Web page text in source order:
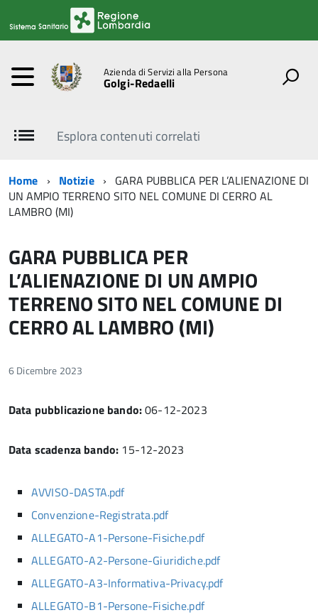
Azienda di Servizi alla Persona
Golgi-Redaelli
Esplora contenuti correlati
Home Notizie
GARA PUBBLICA PER L’ALIENAZIONE DI
UN AMPIO TERRENO SITO NEL COMUNE DI CERRO AL
LAMBRO (MI)
GARA PUBBLICA PER
L’ALIENAZIONE DI UN AMPIO
TERRENO SITO NEL COMUNE DI
CERRO AL LAMBRO (MI)
6 Dicembre 2023
Data pubblicazione bando:06-12-2023
Data scadenza bando: 15-12-2023
AVVISO-DASTA.pdf
Convenzione-Registrata.pdf
ALLEGATO-A1-Persone-Fisiche.pdf
ALLEGATO-A2-Persone-Giuridiche.pdf
ALLEGATO-A3-Informativa-Privacy.pdf
ALLEGATO-B1-Persone-Fisiche.pdf